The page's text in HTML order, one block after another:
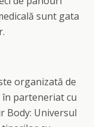
sunt gata
organizată de
în parteneriat cu
Body: Universul